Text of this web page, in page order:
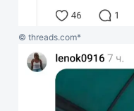
© threads.com*